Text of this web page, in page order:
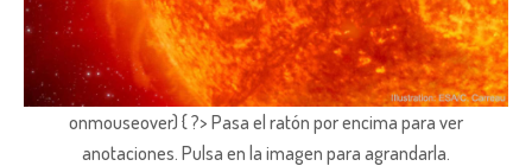
onmouseover) { ?> Pasa el ratón por encima para ver
anotaciones. Pulsa en la imagen para agrandarla.